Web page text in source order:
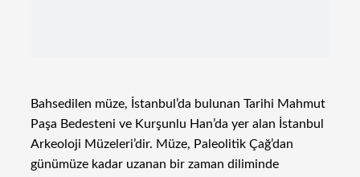
Bahsedilen müze, İstanbul’da bulunan Tarihi Mahmut
Paşa Bedesteni ve Kurşunlu Han’da yer alan İstanbul
Arkeoloji Müzeleri’dir. Müze, Paleolitik Çağ’dan
günümüze kadar uzanan bir zaman diliminde